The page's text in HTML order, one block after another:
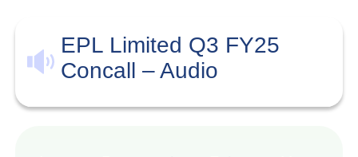
EPL Limited Q3 FY25
Concall – Audio